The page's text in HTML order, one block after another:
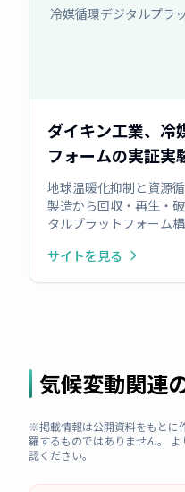
冷媒循環デジタルプラ
ダイキン工業、冷
フォームの実証実
地球温暖化抑制と資源
製造から回収・再生・
タルプラットフォーム
歴・品質の透明性を確
サイトを見る
気候変動関連
※掲載情報は公開資料をもとに
羅するものではありません。
認ください。